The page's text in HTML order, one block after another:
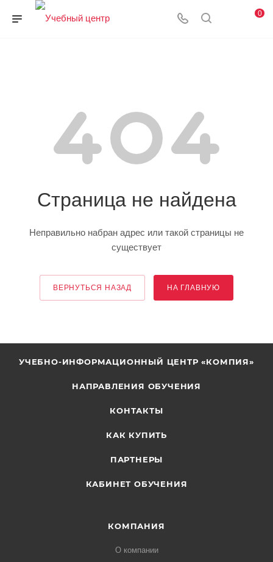
0
Страница не найдена
Неправильно набран адрес или такой страницы не
существует
ВЕРНУТЬСЯ НАЗАД НА ГЛАВНУЮ
УЧЕБНО-ИНФОРМАЦИОННЫЙ ЦЕНТР «КОМПИЯ»
НАПРАВЛЕНИЯ ОБУЧЕНИЯ
КОНТАКТЫ
КАК КУПИТЬ
ПАРТНЕРЫ
КАБИНЕТ ОБУЧЕНИЯ
КОМПАНИЯ
О компании